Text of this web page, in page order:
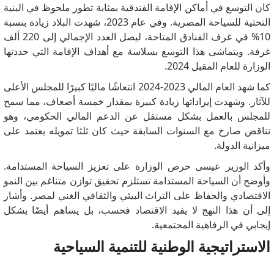
كان التوسع في أماكن الإقامة الفندقية بمثابة تطور ملحوظ في البنية
التحتية للسياحة المصرية.
وفي عام 2023، شهدت البلاد زيادة بنسبة
10% في غرف الفنادق المتاحة، ليصل العدد الإجمالي إلى 220 ألف
غرفة. ويتماشى هذا التوسع بسلاسة مع أهداف الإقامة التي حددتها
الوزارة للعام المقبل 2024.
كما شهد العام المالي 2023-2024 انتعاشًا ماليًا كبيرًا للمجلس الأعلى
للآثار. وشهدت إيراداتها زيادة كبيرة بمقدار خمسة أضعاف، مما سمح
للمجلس بالعمل بشكل مستقل عن الدعم المالي الحكومي، وهو
تناقض صارخ مع السنوات السابقة حيث كان ثلثا تمويله يعتمد على
ميزانية الدولة.
وأكد الوزير عيسى حرص الوزارة على تعزيز السياحة المستدامة.
وأوضح أن السياحة المستدامة تستلزم تحقيق توازن متناغم بين النمو
الاقتصادي والحفاظ على التراث البيئي والثقافي الغني لمصر. وأشار
إلى أن هذا النهج لا يفيد الاقتصاد فحسب، بل يساهم أيضًا بشكل
إيجابي في الرفاهية المجتمعية.
الاستراتيجية الوطنية للتنمية السياحية